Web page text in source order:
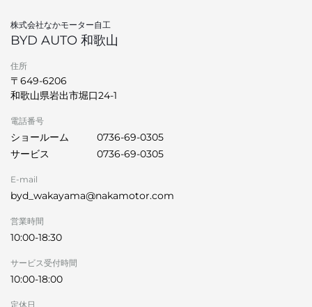
株式会社なかモーター自工
BYD AUTO 和歌山
住所
〒649-6206
和歌山県岩出市堀口24-1
電話番号
ショールーム
0736-69-0305
サービス
0736-69-0305
E-mail
byd_wakayama@nakamotor.com
営業時間
10:00-18:30
サービス受付時間
10:00-18:00
定休日